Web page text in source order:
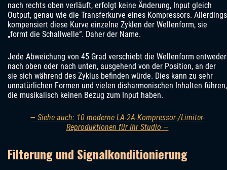
nach rechts oben verläuft, erfolgt keine Änderung, Input gleich
Output, genau wie die Transferkurve eines Kompressors. Allerdings
kompensiert diese Kurve einzelne Zyklen der Wellenform, sie
„formt die Schallwelle“. Daher der Name.
Jede Abweichung von 45 Grad verschiebt die Wellenform entweder
nach oben oder nach unten, ausgehend von der Position, an der
sie sich während des Zyklus befinden würde. Dies kann zu sehr
unnatürlichen Formen und vielen disharmonischen Inhalten führen,
die musikalisch keinen Bezug zum Input haben.
— Siehe auch: 10 moderne LA-2A-Kompressor-/Limiter-
Reproduktionen für Ihr Studio —
Filterung und Signalkonditionierung